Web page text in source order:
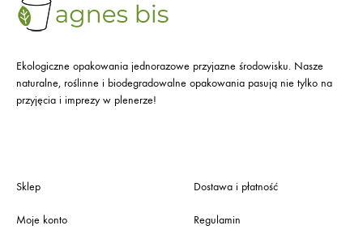
Ekologiczne opakowania jednorazowe przyjazne środowisku. Nasze
naturalne, roślinne i biodegradowalne opakowania pasują nie tylko na
przyjęcia i imprezy w plenerze!
Sklep
Moje konto
Dostawa i płatność
Regulamin